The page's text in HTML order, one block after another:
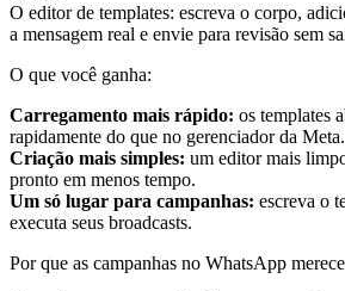
O editor de templates: escreva o corpo,
a mensagem real e envie para revisão sem
O que você ganha:
Carregamento mais rápido: os templates
rapidamente do que no gerenciador da Meta.
Criação mais simples: um editor mais
pronto em menos tempo.
Um só lugar para campanhas: escreva o
executa seus broadcasts.
Por que as campanhas no WhatsApp